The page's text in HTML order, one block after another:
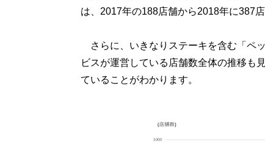
は、2017年の188店舗から2018年に387
さらに、いきなりステーキを含む「ペ
ビスが運営している店舗数全体の推移も
ていることがわかります。